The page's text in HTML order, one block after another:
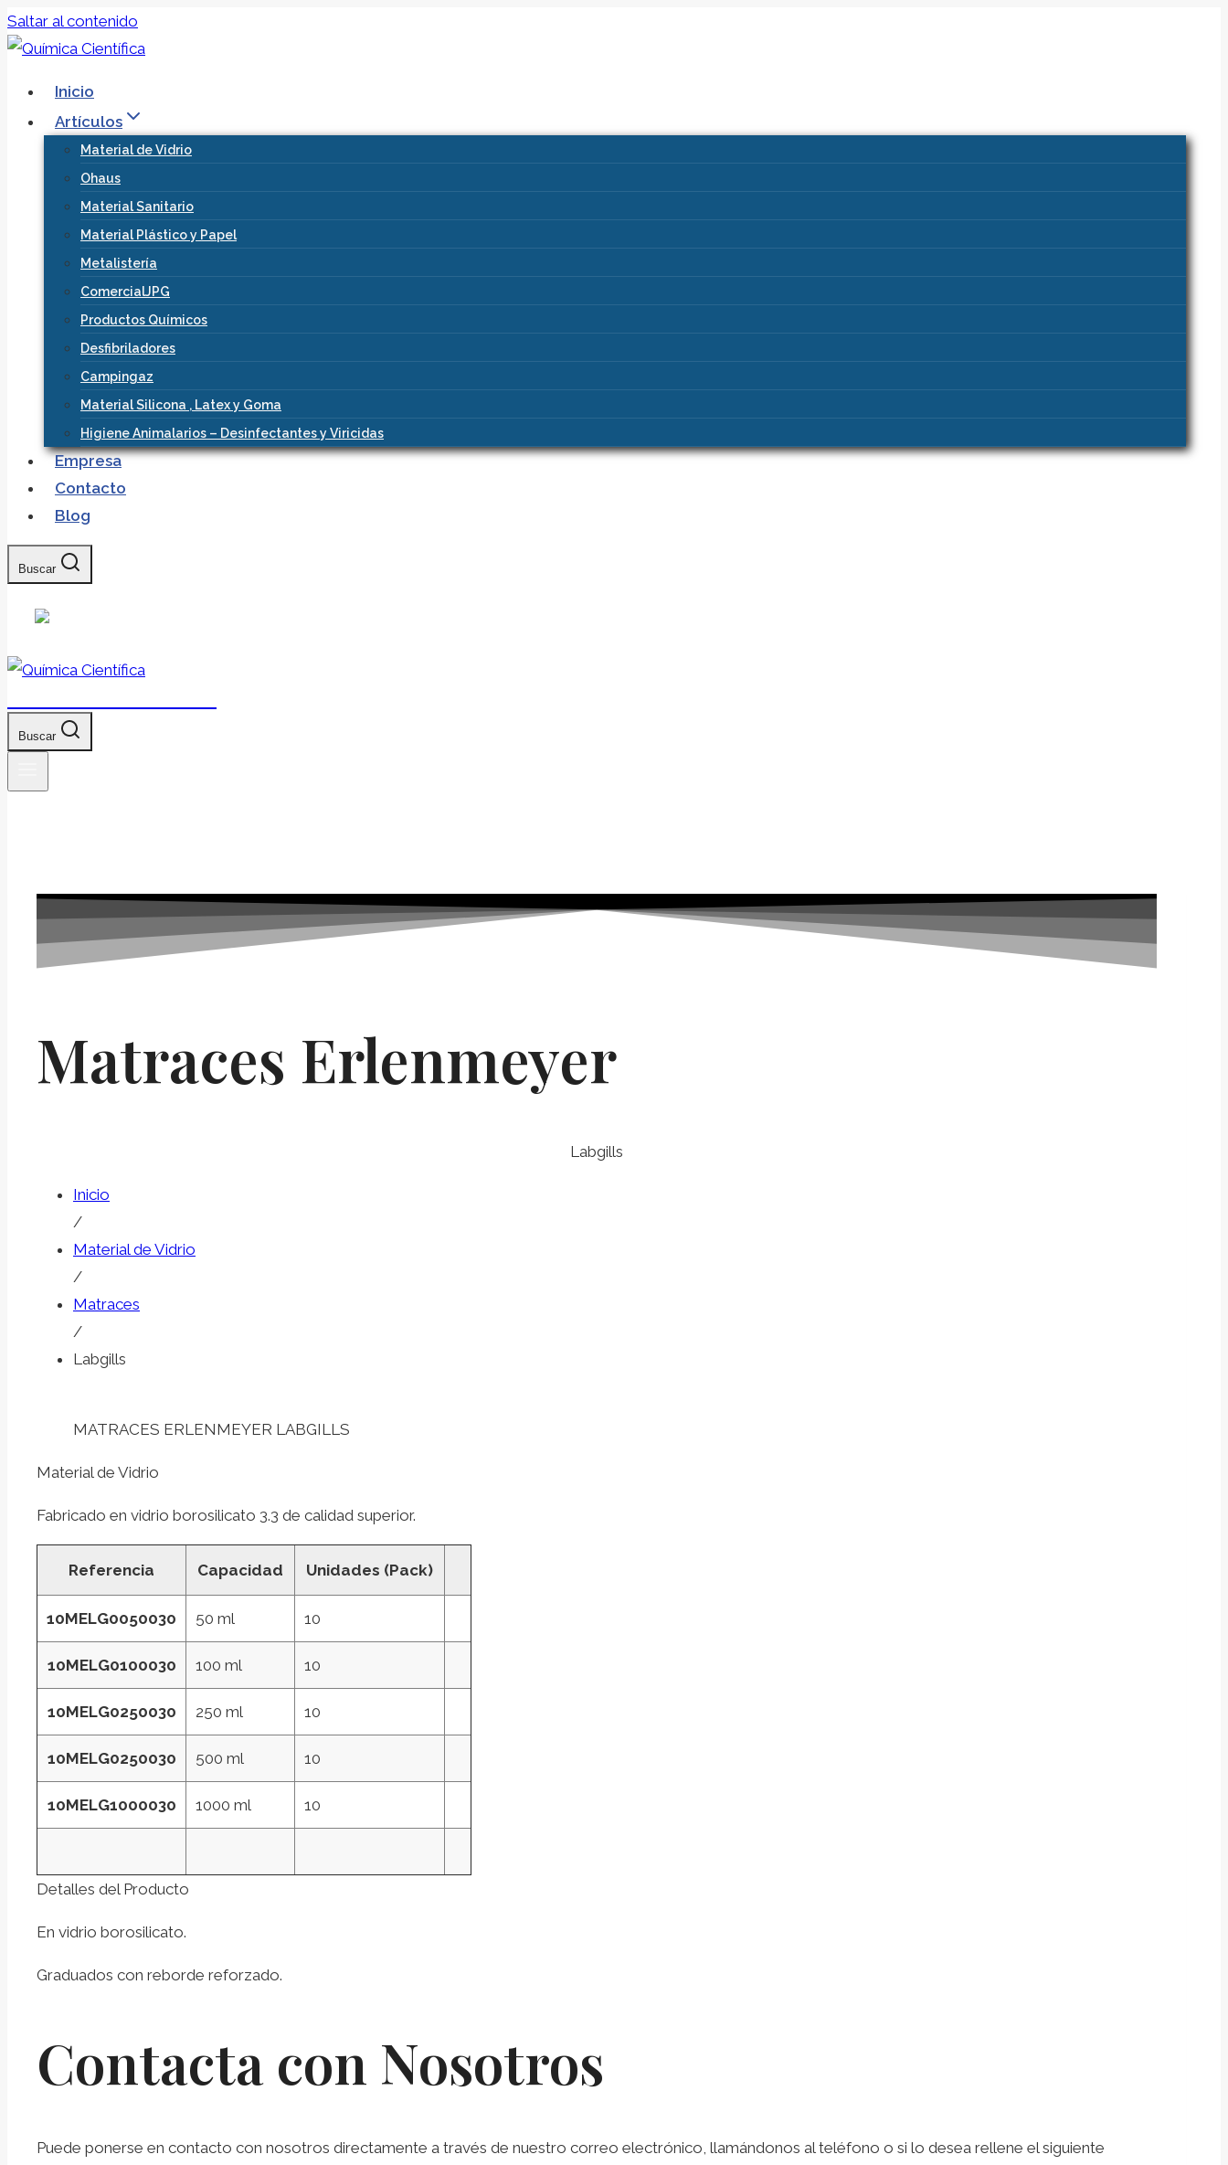
Saltar al contenido
Inicio
Artículos
Material de Vidrio
Ohaus
Material Sanitario
Material Plástico y Papel
Metalistería
ComercialJPG
Productos Químicos
Desfibriladores
Campingaz
Material Silicona , Latex y Goma
Higiene Animalarios – Desinfectantes y Viricidas
Empresa
Contacto
Blog
Buscar
Buscar
Matraces Erlenmeyer
Labgills
Inicio
/
Material de Vidrio
/
Matraces
/
Labgills
MATRACES ERLENMEYER LABGILLS
Material de Vidrio
Fabricado en vidrio borosilicato 3.3 de calidad superior.
Referencia Capacidad Unidades (Pack)
10MELG0050030 50 ml 10
10MELG0100030 100 ml 10
10MELG0250030 250 ml 10
10MELG0250030 500 ml 10
10MELG1000030 1000 ml 10
Detalles del Producto
En vidrio borosilicato.
Graduados con reborde reforzado.
Contacta con Nosotros
Puede ponerse en contacto con nosotros directamente a través de nuestro correo electrónico, llamándonos al teléfono o si lo desea rellene el siguiente